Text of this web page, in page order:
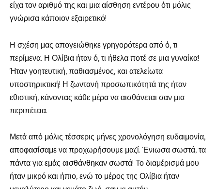
είχα τον αριθμό της και μια αίσθηση εντέρου ότι μόλις
γνώρισα κάποιον εξαιρετικό!
Η σχέση μας απογειώθηκε γρηγορότερα από ό, τι
περίμενα. Η Ολίβια ήταν ό, τι ήθελα ποτέ σε μια γυναίκα!
Ήταν γοητευτική, παθιασμένος, και ατελείωτα
υποστηρικτική! Η ζωντανή προσωπικότητά της ήταν
εθιστική, κάνοντας κάθε μέρα να αισθάνεται σαν μια
περιπέτεια.
Μετά από μόλις τέσσερις μήνες χρονολόγηση ευδαιμονία,
αποφασίσαμε να προχωρήσουμε μαζί. Ένιωσα σωστά, τα
πάντα για εμάς αισθάνθηκαν σωστά! Το διαμέρισμά μου
ήταν μικρό και ήπιο, ενώ το μέρος της Ολίβια ήταν